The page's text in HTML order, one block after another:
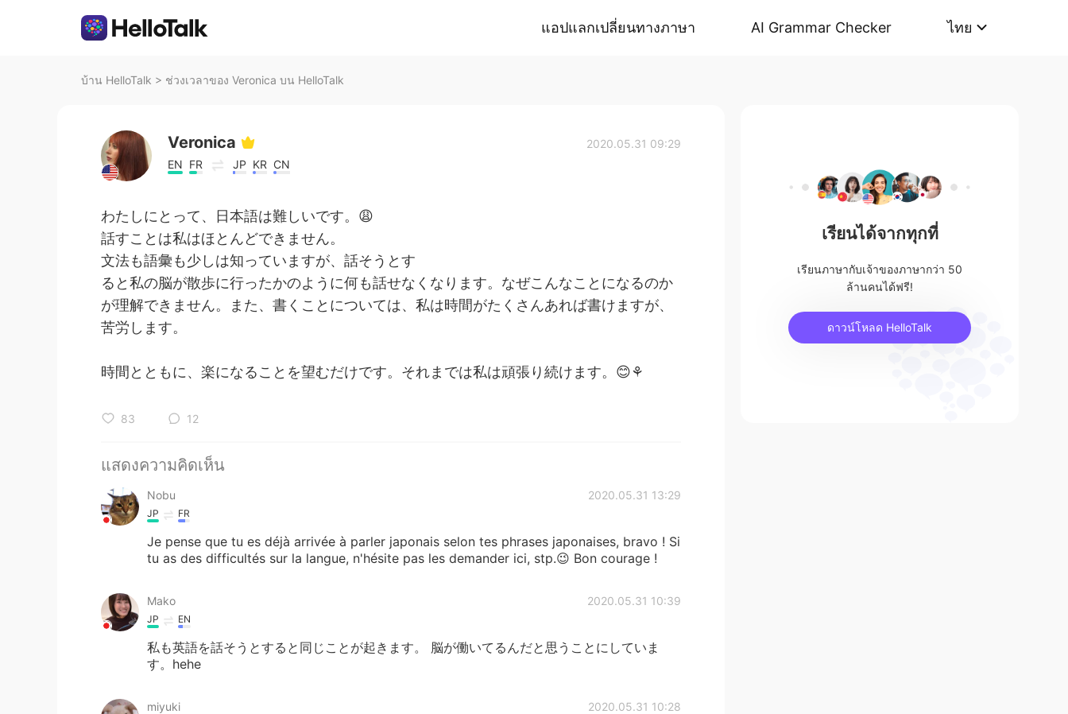
แอปแลกเปลี่ยนทางภาษา AI Grammar Checker ไทย
บ้าน HelloTalk > ช่วงเวลาของ Veronica บน HelloTalk
Veronica
EN FR JP KR CN
2020.05.31 09:29
わたしにとって、日本語は難しいです。😩
話すことは私はほとんどできません。
文法も語彙も少しは知っていますが、話そうとす
ると私の脳が散歩に行ったかのように何も話せなくなります。なぜこんなことになるのか
が理解できません。また、書くことについては、私は時間がたくさんあれば書けますが、
苦労します。
時間とともに、楽になることを望むだけです。それまでは私は頑張り続けます。😊⚘
83 12
แสดงความคิดเห็น
Nobu 2020.05.31 13:29
JP FR
Je pense que tu es déjà arrivée à parler japonais selon tes phrases japonaises, bravo ! Si
tu as des difficultés sur la langue, n'hésite pas les demander ici, stp.😉 Bon courage !
Mako 2020.05.31 10:39
JP EN
私も英語を話そうとすると同じことが起きます。 脳が働いてるんだと思うことにしていま
す。hehe
miyuki 2020.05.31 10:28
เรียนได้จากทุกที่
เรียนภาษากับเจ้าของภาษากว่า 50
ล้านคนได้ฟรี!
ดาวน์โหลด HelloTalk